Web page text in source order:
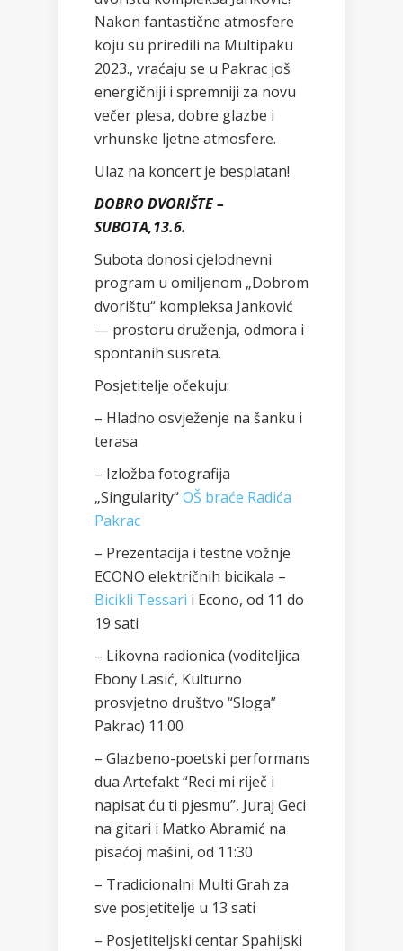
Nakon fantastične atmosfere
koju su priredili na Multipaku
2023., vraćaju se u Pakrac još
energičniji i spremniji za novu
večer plesa, dobre glazbe i
vrhunske ljetne atmosfere.
Ulaz na koncert je besplatan!
DOBRO DVORIŠTE –
SUBOTA,13.6.
Subota donosi cjelodnevni
program u omiljenom „Dobrom
dvorištu“ kompleksa Janković
— prostoru druženja, odmora i
spontanih susreta.
Posjetitelje očekuju:
– Hladno osvježenje na šanku i
terasa
– Izložba fotografija
„Singularity“OŠ braće Radića
Pakrac
– Prezentacija i testne vožnje
ECONO električnih bicikala –
Bicikli Tessari i Econo, od 11 do
19 sati
– Likovna radionica (voditeljica
Ebony Lasić, Kulturno
prosvjetno društvo “Sloga”
Pakrac) 11:00
– Glazbeno-poetski performans
dua Artefakt “Reci mi riječ i
napisat ću ti pjesmu”, Juraj Geci
na gitari i Matko Abramić na
pisaćoj mašini, od 11:30
– Tradicionalni Multi Grah za
sve posjetitelje u 13 sati
– Posjetiteljski centar Spahijski